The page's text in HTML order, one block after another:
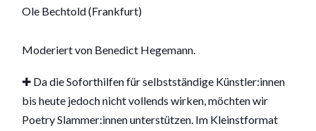
Ole Bechtold (Frankfurt)
Moderiert von Benedict Hegemann.
✚ Da die Soforthilfen für selbstständige Künstler:innen
bis heute jedoch nicht vollends wirken, möchten wir
Poetry Slammer:innen unterstützen. Im Kleinstformat